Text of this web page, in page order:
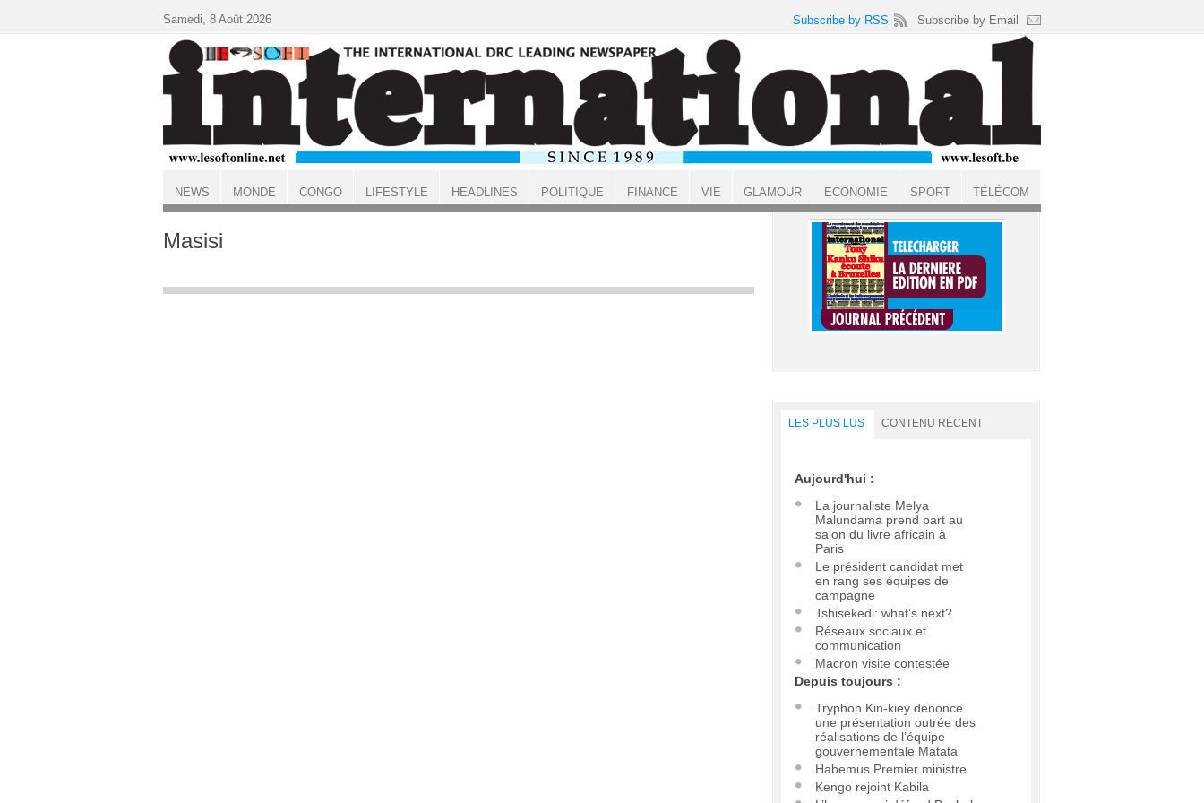
ACCUEIL
Masisi
LES PLUS LUS CONTENU RÉCENT
Aujourd'hui :
La journaliste Melya
Malundama prend part au
salon du livre africain à
Paris
Le président candidat met
en rang ses équipes de
campagne
Tshisekedi: what’s next?
Réseaux sociaux et
communication
Macron visite contestée
Depuis toujours :
Tryphon Kin-kiey dénonce
une présentation outrée des
réalisations de l’équipe
gouvernementale Matata
Habemus Premier ministre
Kengo rejoint Kabila
Samedi, 8 Août 2026 Subscribe by RSS Subscribe by Email
NEWS MONDE CONGO LIFESTYLE HEADLINES POLITIQUE FINANCE VIE GLAMOUR ECONOMIE SPORT TÉLÉCOM